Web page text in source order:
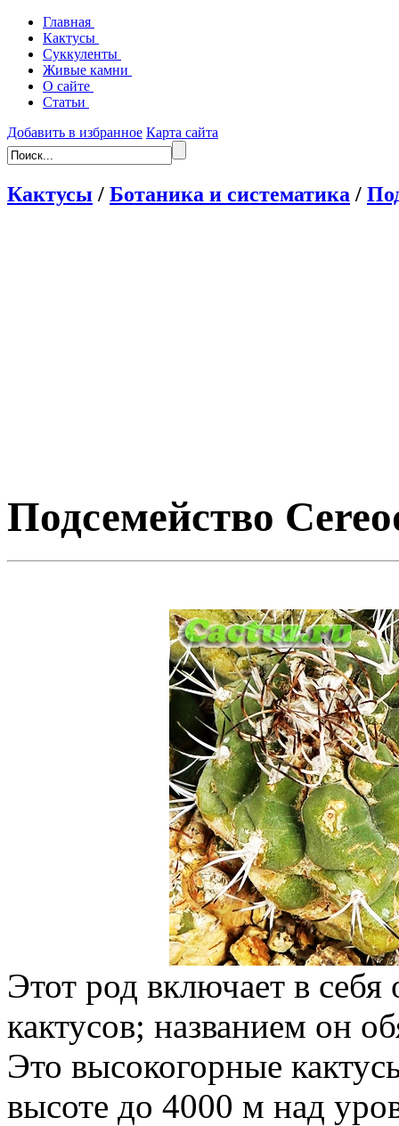
Главная
Кактусы
Суккуленты
Живые камни
О сайте
Статьи
Добавить в избранное Карта сайта
Кактусы / Ботаника и систематика /
Подсемейство
Этот род включает в
кактусов; названием он
Это высокогорные
высоте до 4000 м над